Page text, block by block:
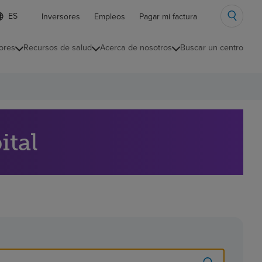
Inversores Empleos Pagar mi factura
Recursos de salud Acerca de nosotros Buscar un centro